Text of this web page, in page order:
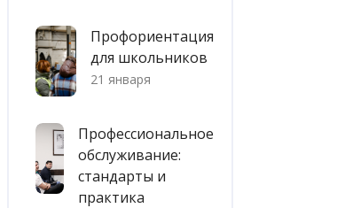
Профориентация
для школьников
21 января
Профессиональное
обслуживание:
стандарты и
практика